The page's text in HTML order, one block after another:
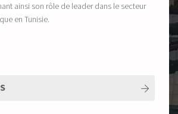
ainsi son rôle de leader dans le secteur
en Tunisie.